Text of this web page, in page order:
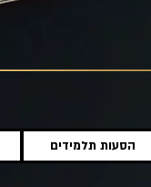
הסעות תלמידים